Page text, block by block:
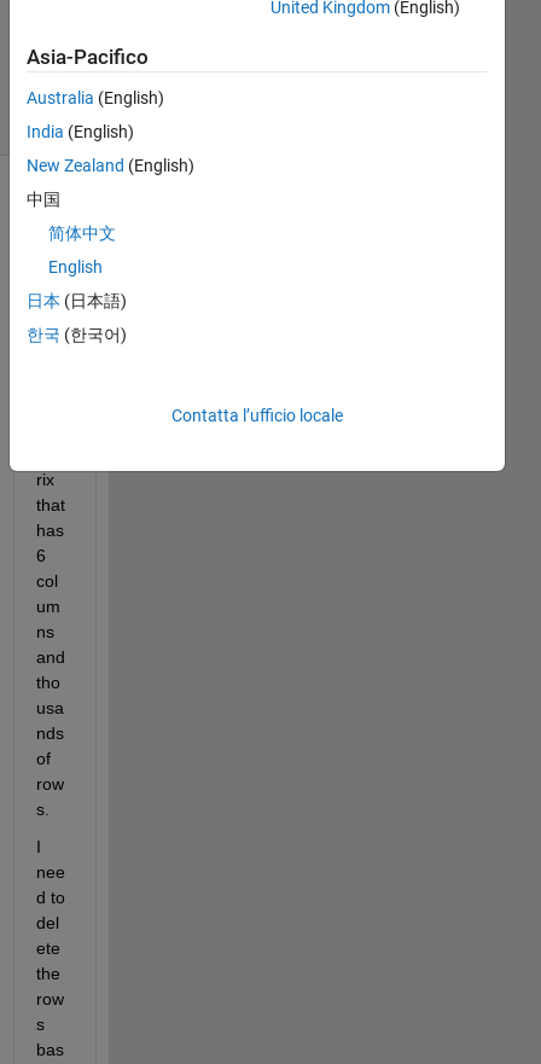
48
Visualizzazioni
(30 giorni)
Mostra
commenti
meno
recenti
rix
that
has
6
col
um
ns
and
tho
usa
nds
of
row
s.
I
nee
d to
del
ete
the
row
s
bas
United Kingdom(English)
Asia-Pacifico
Australia (English)
India (English)
New Zealand (English)
中国
简体中文
English
日本 (日本語)
한국 (한국어)
Contatta l’ufficio locale